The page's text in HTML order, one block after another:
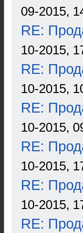
09-2015,
RE:
10-2015,
RE:
10-2015,
RE:
10-2015,
RE:
10-2015,
RE:
10-2015,
RE: